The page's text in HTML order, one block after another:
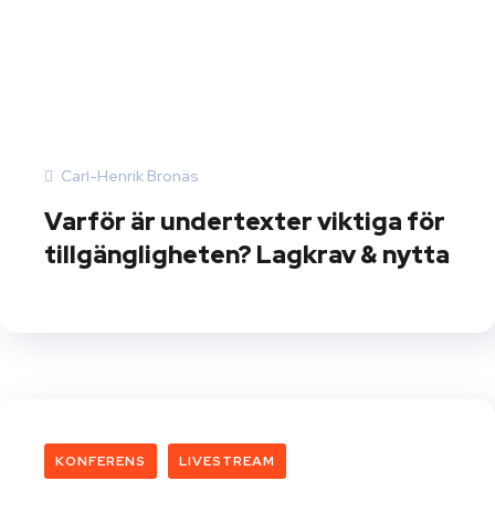
Carl-Henrik Bronäs
Varför är undertexter viktiga för
tillgängligheten? Lagkrav & nytta
KONFERENS LIVESTREAM